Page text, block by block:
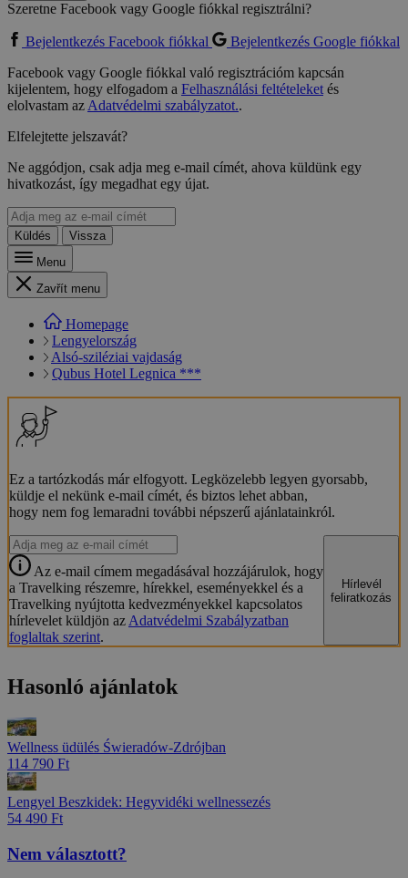
Szeretne Facebook vagy Google fiókkal regisztrálni?
Bejelentkezés Facebook fiókkal
Bejelentkezés Google fiókkal
Facebook vagy Google fiókkal való regisztrációm kapcsán
kijelentem, hogy elfogadom a Felhasználási feltételeketés
elolvastam azAdatvédelmi szabályzatot..
Elfelejtette jelszavát?
Ne aggódjon, csak adja meg e-mail címét, ahova küldünk egy
hivatkozást, így megadhat egy újat.
Küldés
Vissza
Menu
Zavřít menu
Homepage
Lengyelország
Alsó-sziléziai vajdaság
Qubus Hotel Legnica ***
Ez a tartózkodás már elfogyott. Legközelebb legyen gyorsabb,
küldje el nekünk e-mail címét, és biztos lehet abban,
hogy nem fog lemaradni további népszerű ajánlatainkról.
Az e-mail címem megadásával hozzájárulok, hogy
a Travelking részemre, hírekkel, eseményekkel és a
Travelking nyújtotta kedvezményekkel kapcsolatos
hírlevelet küldjön azAdatvédelmi Szabályzatban
foglaltak szerint.
Hírlevél
feliratkozás
Hasonló ajánlatok
Wellness üdülés Świeradów-Zdrójban
114 790 Ft
Lengyel Beszkidek: Hegyvidéki wellnessezés
54 490 Ft
Nem választott?